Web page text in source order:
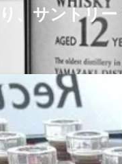
、サントリ